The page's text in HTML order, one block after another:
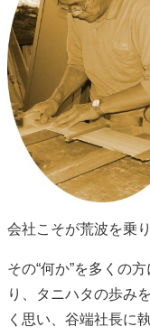
会社こそが荒波を乗
その“何か”を多くの
り、タニハタの歩み
く思い、谷端社長に